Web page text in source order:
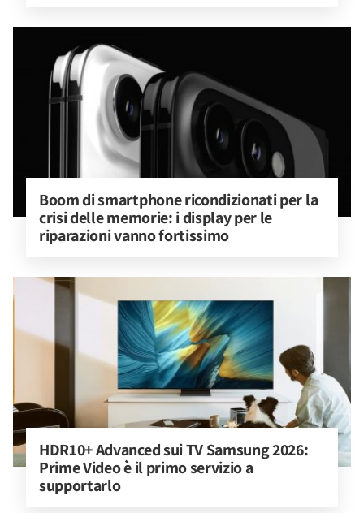
Boom di smartphone ricondizionati per la
crisi delle memorie: i display per le
riparazioni vanno fortissimo
HDR10+ Advanced sui TV Samsung 2026:
Prime Video è il primo servizio a
supportarlo